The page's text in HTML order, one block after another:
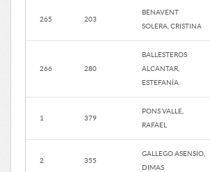
265 203
BENAVENT
SOLERA, CRISTINA
266 280
BALLESTEROS
ALCANTAR,
ESTEFANÍA
1 379
PONS VALLE,
RAFAEL
2 355
GALLEGO ASENSIO,
DIMAS